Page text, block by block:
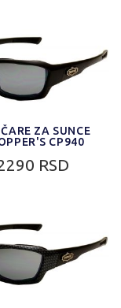
ZA SUNCE
CP940
RSD